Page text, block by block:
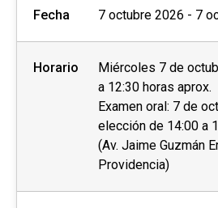
Fecha 7 octubre 2026 - 7
Horario
Miércoles 7 de
a 12:30 horas aprox.
Examen oral: 7 de
elección de 14:00 a
(Av. Jaime Guzmán
Providencia)